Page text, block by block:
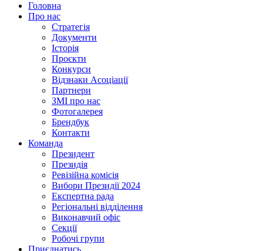
Головна
Про нас
Стратегія
Документи
Історія
Проєкти
Конкурси
Відзнаки Асоціації
Партнери
ЗМІ про нас
Фотогалерея
Брендбук
Контакти
Команда
Президент
Президія
Ревізійна комісія
Вибори Президії 2024
Експертна рада
Регіональні відділення
Виконавчий офіс
Секції
Робочі групи
Приєднатись